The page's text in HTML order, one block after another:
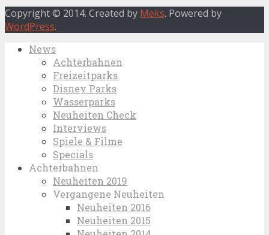
Copyright © 2014. Created by Meks. Powered by
WordPress.
News
Achterbahnen
Freizeitparks
Disney Parks
Wasserparks
Neuheiten Check
Interviews
Spiele & Filme
Specials
Achterbahnen
Neuheiten 2019
Vergangene Neuheiten
Neuheiten 2016
Neuheiten 2015